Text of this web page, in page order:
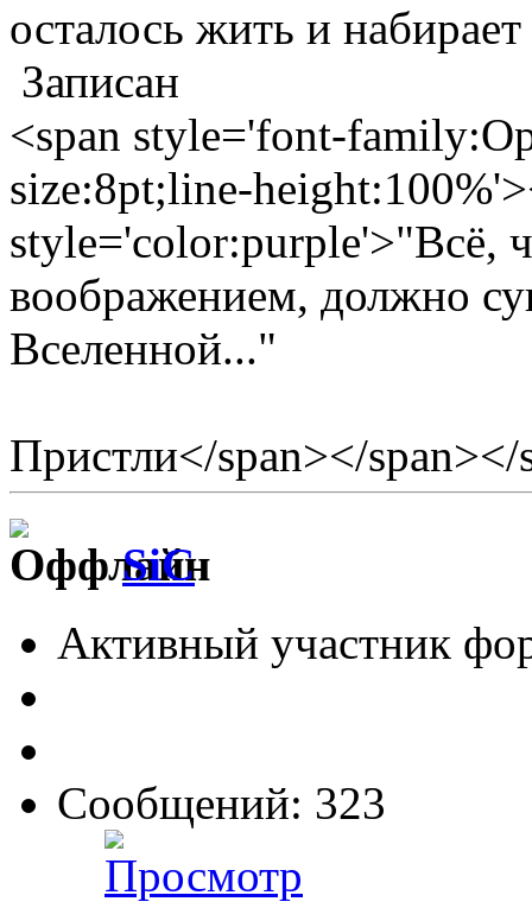
осталось жить и
Записан
<span style='font-
size:8pt;line-
style='color:purple'>"Всё,
воображением, должно
Вселенной..."
Пристли</span></span></
SiC
Активный участник
Сообщений: 323